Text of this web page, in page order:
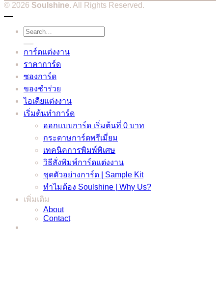
© 2026 Soulshine.All Rights Reserved.
Search
for:
การ์ดแต่งงาน
ราคาการ์ด
ซองการ์ด
ของชำร่วย
ไอเดียแต่งงาน
เริ่มต้นทำการ์ด
ออกแบบการ์ด เริ่มต้นที่ 0 บาท
กระดาษการ์ดพรีเมี่ยม
เทคนิคการพิมพ์พิเศษ
วิธีสั่งพิมพ์การ์ดแต่งงาน
ชุดตัวอย่างการ์ด | Sample Kit
ทำไมต้อง Soulshine | Why Us?
เพิ่มเติม
About
Contact